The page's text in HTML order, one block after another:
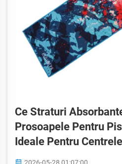
Ce Straturi
Prosoapele Pentru
Ideale Pentru